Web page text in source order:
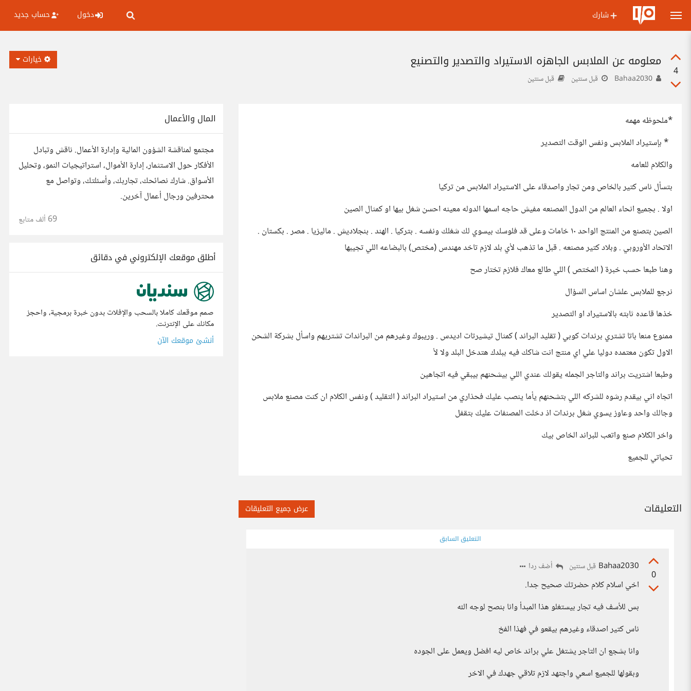
شارك دخول حساب جديد
4
معلومه عن الملابس الجاهزه الاستيراد والتصدير والتصنيع
قبل سنتين قبل سنتين
خيارات
*ملحوظه مهمه
* بإستيراد الملابس ونفس الوقت التصدير
والكلام للعامه
بتسأل ناس كتير بالخاص ومن تجار واصدقاء على الاستيراد الملابس من تركيا
اولا . بجميع انحاء العالم من الدول المصنعه مفيش حاجه اسمها الدوله معينه احسن شغل بيها او كمثال الصين
الصين بتصنع من المنتج الواحد ١٠ خامات وعلى قد فلوسك بيسوي لك شغلك ونفسه . بتركيا . الهند . بنجلاديش . ماليزيا . مصر . بكستان .
الاتحاد الأوروبي . وبلاد كتير مصنعه . قبل ما تذهب لأي بلد لازم تاخد مهندس (مختص) بالبضاعه اللي تجيبها
وهنا طبعا حسب خبرة ( المختص ) اللي طالع معاك فلازم تختار صح
نرجع للملابس علشان اساس السؤال
خذها قاعده ثابته بالاستيراد او التصدير
ممنوع منعا باتا تشتري برندات كوبي ( تقليد البراند ) كمثال تيشيرتات اديدس . وريبوك وغيرهم من البراندات تشتريهم واسأل بشركة الشحن
الاول تكون معتمده دوليا علي اي منتج انت شاكك فيه ببلدك هتدخل البلد ولا لأ
وطبعا اشتريت براند والتاجر الجمله يقولك عندي اللي بيشحنهم بيبقي فيه اتجاهين
اتجاه اني بيقدم رشوه للشركه اللي بتشحنهم يأما ينصب عليك فحذاري من استيراد البراند ( التقليد ) ونفس الكلام ان كنت مصنع ملابس
وجالك واحد وعاوز يسوي شغل برندات اذ دخلت المصنفات عليك بتقفل
واخر الكلام صنع واتعب للبراند الخاص بيك
تحياتي للجميع
التعليقات عرض جميع التعليقات
التعليق السابق
0
Bahaa2030 قبل سنتين أضف ردا
اخي اسلام كلام حضرتك صحيح جدا.
بس للأسف فيه تجار بيستغلو هذا المبدأ وانا بنصح لوجه الله
ناس كتير اصدقاء وغيرهم بيقعو في فهذا الفخ
وانا بشجع ان التاجر يشتغل علي براند خاص ليه افضل ويعمل على الجوده
وبقولها للجميع اسعي واجتهد لازم تلاقي جهدك في الاخر
المال والأعمال
مجتمع لمناقشة الشؤون المالية وإدارة الأعمال. ناقش وتبادل
الأفكار حول الاستثمار، إدارة الأموال، استراتيجيات النمو، وتحليل
الأسواق. شارك نصائحك، تجاربك، وأسئلتك، وتواصل مع
محترفين ورجال أعمال آخرين.
69 ألف متابع
أطلق موقعك الإلكتروني في دقائق
صمم موقعك كاملا بالسحب والإفلات بدون خبرة برمجية، واحجز
مكانك على الإنترنت.
أنشئ موقعك الآن